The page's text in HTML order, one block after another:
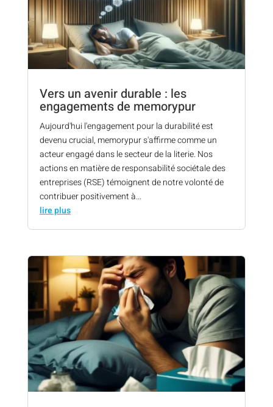
Vers un avenir durable : les
engagements de memorypur
Aujourd'hui l'engagement pour la durabilité est
devenu crucial, memorypur s'affirme comme un
acteur engagé dans le secteur de la literie. Nos
actions en matière de responsabilité sociétale des
entreprises (RSE) témoignent de notre volonté de
contribuer positivement à...
lire plus